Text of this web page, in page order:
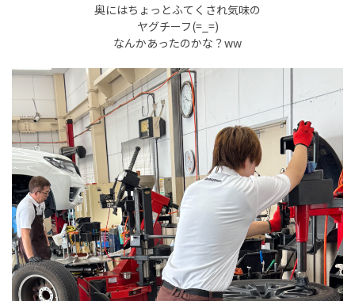
奥にはちょっとふてくされ気味の
ヤグチーフ(=_=)
なんかあったのかな？ww